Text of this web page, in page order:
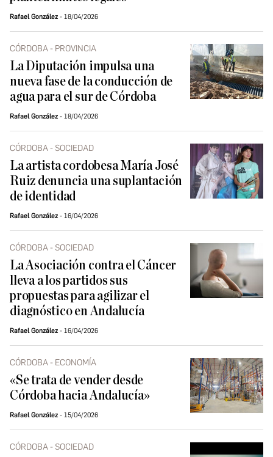
Rafael González 18/04/2026
CÓRDOBA - PROVINCIA
La Diputación impulsa una
nueva fase de la conducción de
agua para el sur de Córdoba
Rafael González 18/04/2026
CÓRDOBA - SOCIEDAD
La artista cordobesa María José
Ruiz denuncia una suplantación
de identidad
Rafael González 16/04/2026
CÓRDOBA - SOCIEDAD
La Asociación contra el Cáncer
lleva a los partidos sus
propuestas para agilizar el
diagnóstico en Andalucía
Rafael González 16/04/2026
CÓRDOBA - ECONOMÍA
«Se trata de vender desde
Córdoba hacia Andalucía»
Rafael González 15/04/2026
CÓRDOBA - SOCIEDAD